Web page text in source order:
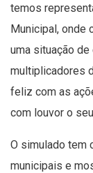
temos
Municipal, onde
uma situação
multiplicadores
feliz com as
com louvor o
O simulado tem
municipais e